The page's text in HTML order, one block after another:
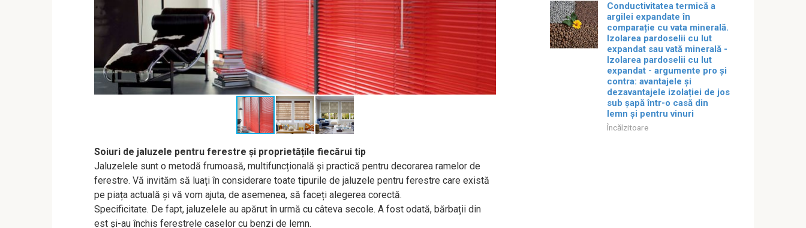
Soiuri de jaluzele pentru ferestre și proprietățile fiecărui tip
Jaluzelele sunt o metodă frumoasă, multifuncțională și practică pentru decorarea ramelor de
ferestre. Vă invităm să luați în considerare toate tipurile de jaluzele pentru ferestre care există
pe piața actuală și vă vom ajuta, de asemenea, să faceți alegerea corectă.
Specificitate. De fapt, jaluzelele au apărut în urmă cu câteva secole. A fost odată, bărbații din
est și-au închis ferestrele caselor cu benzi de lemn.
Conductivitatea termică a
argilei expandate în
comparație cu vata minerală.
Izolarea pardoselii cu lut
expandat sau vată minerală -
Izolarea pardoselii cu lut
expandat - argumente pro și
contra: avantajele și
dezavantajele izolației de jos
sub șapă într-o casă din
lemn și pentru vinuri
Încălzitoare